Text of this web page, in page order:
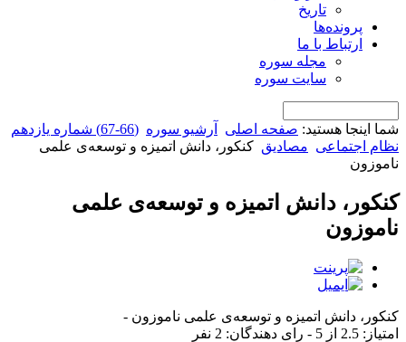
تاریخ
پرونده‌ها
ارتباط با ما
مجله سوره
سایت سوره
شما اینجا هستید: صفحه اصلی آرشیو سوره (66-67) شماره یازدهم
نظام اجتماعی مصادیق کنکور، دانش اتمیزه و توسعه‌ی علمی
ناموزون
کنکور، دانش اتمیزه و توسعه‌ی علمی
ناموزون
کنکور، دانش اتمیزه و توسعه‌ی علمی ناموزون -
امتياز: 2.5 از 5 - رای دهندگان: 2 نفر